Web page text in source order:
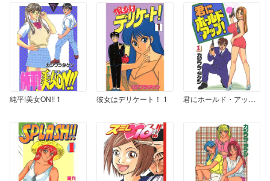
純平!美女ON!! 1 彼女はデリケート！ 1 君にホールド・アップ! 1